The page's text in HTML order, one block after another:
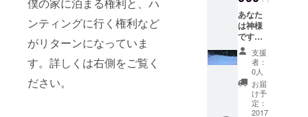
僕の家に泊まる権利と、ハ
ンティングに行く権利など
がリターンになっていま
す。詳しくは右側をご覧く
ださい。
で広告
がうて
るので
非常に
お得。
■サイド
バー、
一番下
（横
300×縦
250）
あなた
は神様
です。
僕は即
座にお
風呂に
入るこ
とがで
きま
す。 ・
支援
者：
0人
お届
け予
定：
2017